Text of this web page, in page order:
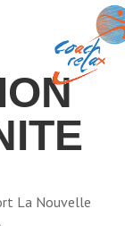
La Nouvelle